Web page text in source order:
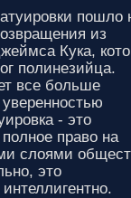
пошло
из
Кука,
полинезийца.
все больше
- это
право на
слоями
это